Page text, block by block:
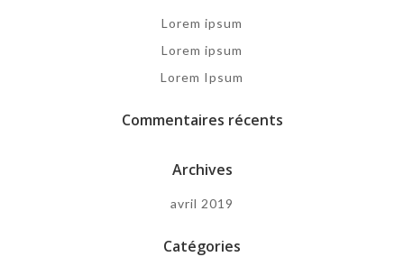
Lorem ipsum
Lorem ipsum
Lorem Ipsum
Commentaires récents
Archives
avril 2019
Catégories